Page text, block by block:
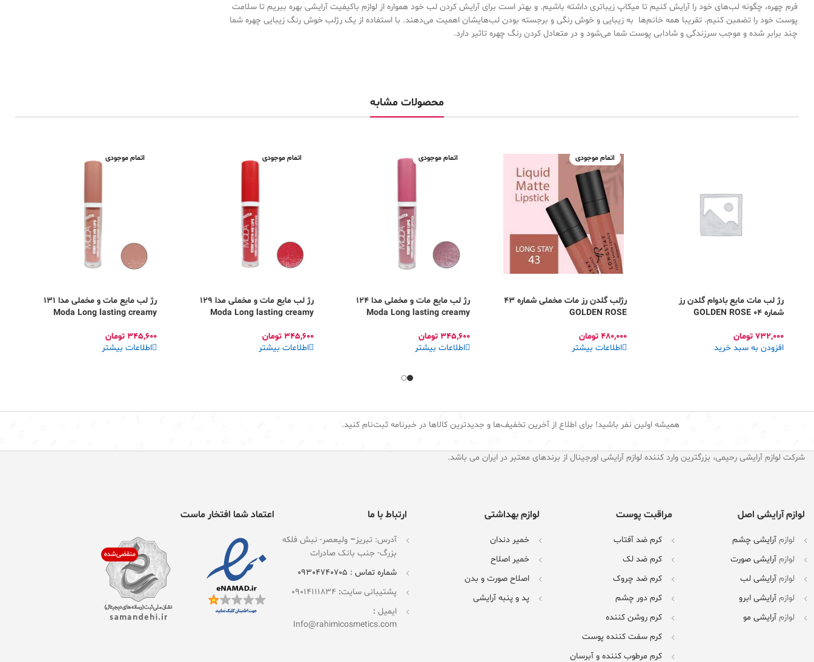
فرم چهره، چگونه لب‌های خود را آرایش کنیم تا میکاپ زیباتری داشته باشیم. و بهتر است برای آرایش کردن لب خود همواره از لوازم باکیفیت آرایشی بهره ببریم تا سلامت
پوست خود را تضمبن کنیم. تقریبا همه خانم‌ها به زیبایی و خوش رنگی و برجسته بودن لب‌هایشان اهمیت می‌دهند. با استفاده از یک رژلب خوش رنگ زیبایی چهره شما
چند برابر شده و موجب سرزندگی و شادابی پوست شما می‌شود و در متعادل کردن رنگ چهره تاثیر دارد.
محصولات مشابه
رژ لب مات مایع بادوام گلدن رز
شماره 04 GOLDEN ROSE
732,000 تومان
افزودن به سبد خرید
اتمام موجودی
رژلب گلدن رز مات مخملی شماره 43
GOLDEN ROSE
480,000 تومان
اطلاعات بیشتر
اتمام موجودی
رژ لب مایع مات و مخملی مدا 124
Moda Long lasting creamy
345,600 تومان
اطلاعات بیشتر
اتمام موجودی
رژ لب مایع مات و مخملی مدا 129
Moda Long lasting creamy
345,600 تومان
اطلاعات بیشتر
اتمام موجودی
رژ لب مایع مات و مخملی مدا 131
Moda Long lasting creamy
345,600 تومان
اطلاعات بیشتر
همیشه اولین نفر باشید! برای اطلاع از آخرین تخفیف‌ها و جدیدترین کالاها در خبرنامه ثبت‌نام کنید.
شرکت لوازم آرایشی رحیمی، بزرگترین وارد کننده لوازم آرایشی اورجینال از برندهای معتبر در ایران می باشد.
لوازم آرایشی اصل
لوازم آرایشی چشم
لوازم آرایشی صورت
لوازم آرایشی لب
لوازم آرایشی ابرو
لوازم آرایشی مو
مراقبت پوست
کرم ضد آفتاب
کرم ضد لک
کرم ضد چروک
کرم دور چشم
کرم روشن کننده
کرم سفت کننده پوست
کرم مرطوب کننده و آبرسان
لوازم بهداشتی
خمیر دندان
خمیر اصلاح
اصلاح صورت و بدن
پد و پنبه آرایشی
ارتباط با ما
آدرس: تبریز– ولیعصر- نبش فلکه
بزرگ- جنب بانک صادرات
شماره تماس : 09304740705
پشتیبانی سایت:
ایمیل :
Info@rahimicosmetics.com
اعتماد شما افتخار ماست